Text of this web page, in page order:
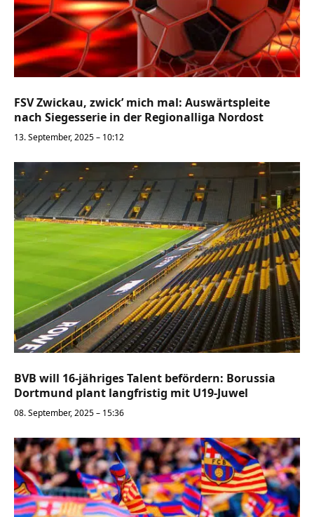
FSV Zwickau, zwick’ mich mal: Auswärtspleite
nach Siegesserie in der Regionalliga Nordost
13. September, 2025 – 10:12
BVB will 16-jähriges Talent befördern: Borussia
Dortmund plant langfristig mit U19-Juwel
08. September, 2025 – 15:36